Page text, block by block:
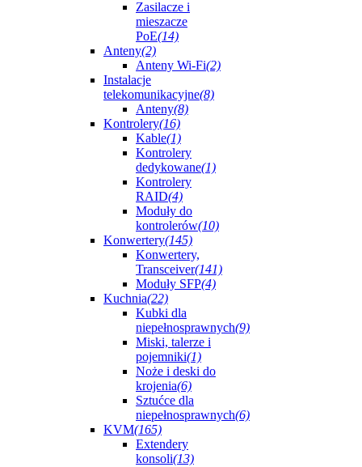
Zasilacze i
mieszacze
PoE(14)
Anteny(2)
Anteny Wi-Fi(2)
Instalacje
telekomunikacyjne(8)
Anteny(8)
Kontrolery(16)
Kable(1)
Kontrolery
dedykowane(1)
Kontrolery
RAID(4)
Moduły do
kontrolerów(10)
Konwertery(145)
Konwertery,
Transceiver(141)
Moduły SFP(4)
Kuchnia(22)
Kubki dla
niepełnosprawnych(9)
Miski, talerze i
pojemniki(1)
Noże i deski do
krojenia(6)
Sztućce dla
niepełnosprawnych(6)
KVM(165)
Extendery
konsoli(13)